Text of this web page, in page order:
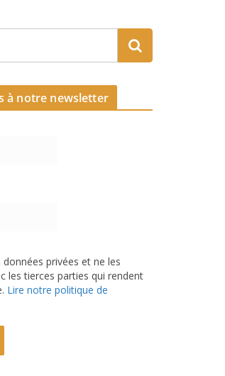
à notre newsletter
privées et ne les
les tierces parties qui rendent
Lire notre politique de